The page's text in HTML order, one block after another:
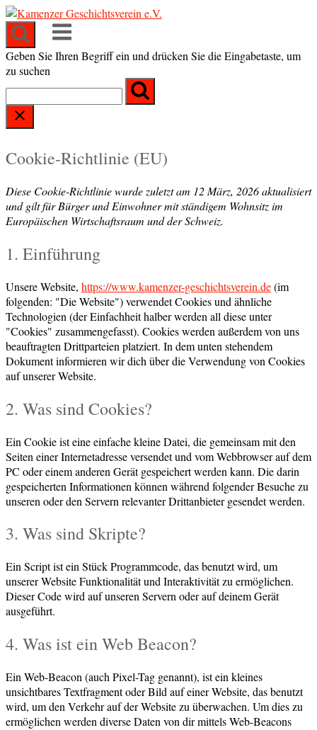
Skip
to
content
Menu
Geben Sie Ihren Begriff ein und drücken Sie die Eingabetaste, um
zu suchen
Cookie-Richtlinie (EU)
Diese Cookie-Richtlinie wurde zuletzt am 12 März, 2026 aktualisiert
und gilt für Bürger und Einwohner mit ständigem Wohnsitz im
Europäischen Wirtschaftsraum und der Schweiz.
1. Einführung
Unsere Website, https://www.kamenzer-geschichtsverein.de(im
folgenden: "Die Website") verwendet Cookies und ähnliche
Technologien (der Einfachheit halber werden all diese unter
"Cookies" zusammengefasst). Cookies werden außerdem von uns
beauftragten Drittparteien platziert. In dem unten stehendem
Dokument informieren wir dich über die Verwendung von Cookies
auf unserer Website.
2. Was sind Cookies?
Ein Cookie ist eine einfache kleine Datei, die gemeinsam mit den
Seiten einer Internetadresse versendet und vom Webbrowser auf dem
PC oder einem anderen Gerät gespeichert werden kann. Die darin
gespeicherten Informationen können während folgender Besuche zu
unseren oder den Servern relevanter Drittanbieter gesendet werden.
3. Was sind Skripte?
Ein Script ist ein Stück Programmcode, das benutzt wird, um
unserer Website Funktionalität und Interaktivität zu ermöglichen.
Dieser Code wird auf unseren Servern oder auf deinem Gerät
ausgeführt.
4. Was ist ein Web Beacon?
Ein Web-Beacon (auch Pixel-Tag genannt), ist ein kleines
unsichtbares Textfragment oder Bild auf einer Website, das benutzt
wird, um den Verkehr auf der Website zu überwachen. Um dies zu
ermöglichen werden diverse Daten von dir mittels Web-Beacons